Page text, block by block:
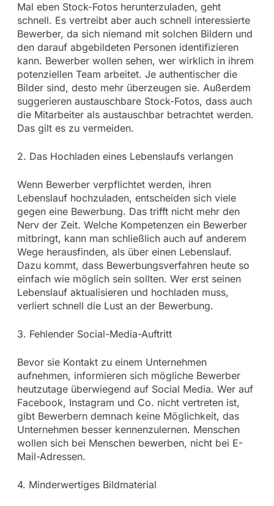
Mal eben Stock-Fotos herunterzuladen, geht
schnell. Es vertreibt aber auch schnell interessierte
Bewerber, da sich niemand mit solchen Bildern und
den darauf abgebildeten Personen identifizieren
kann. Bewerber wollen sehen, wer wirklich in ihrem
potenziellen Team arbeitet. Je authentischer die
Bilder sind, desto mehr überzeugen sie. Außerdem
suggerieren austauschbare Stock-Fotos, dass auch
die Mitarbeiter als austauschbar betrachtet werden.
Das gilt es zu vermeiden.
2. Das Hochladen eines Lebenslaufs verlangen
Wenn Bewerber verpflichtet werden, ihren
Lebenslauf hochzuladen, entscheiden sich viele
gegen eine Bewerbung. Das trifft nicht mehr den
Nerv der Zeit. Welche Kompetenzen ein Bewerber
mitbringt, kann man schließlich auch auf anderem
Wege herausfinden, als über einen Lebenslauf.
Dazu kommt, dass Bewerbungsverfahren heute so
einfach wie möglich sein sollten. Wer erst seinen
Lebenslauf aktualisieren und hochladen muss,
verliert schnell die Lust an der Bewerbung.
3. Fehlender Social-Media-Auftritt
Bevor sie Kontakt zu einem Unternehmen
aufnehmen, informieren sich mögliche Bewerber
heutzutage überwiegend auf Social Media. Wer auf
Facebook, Instagram und Co. nicht vertreten ist,
gibt Bewerbern demnach keine Möglichkeit, das
Unternehmen besser kennenzulernen. Menschen
wollen sich bei Menschen bewerben, nicht bei E-
Mail-Adressen.
4. Minderwertiges Bildmaterial